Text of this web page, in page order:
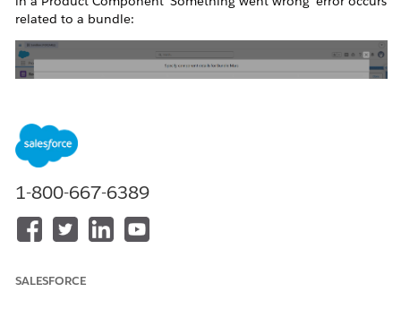
related to a bundle:
Risoluzione
The error generally occurs when the
1-800-667-6389
SALESFORCE